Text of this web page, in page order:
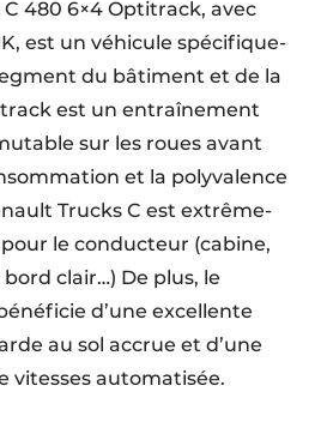
et égouttage
480 6×4 Optitrack, avec
est un véhicule spécifique­
du bâtiment et de la
est un entraîne­ment
sur les roues avant
et la polyva­lence
Trucks C est extrême­
le conducteur (cabine,
clair…) De plus, le
d’une excellente
au sol accrue et d’une
vitesses automatisée.